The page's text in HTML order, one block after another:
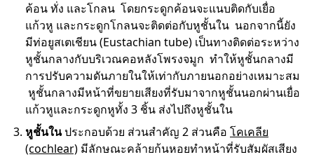
ค้อน ทั่ง และโกลน โดยกระดูกค้อนจะแนบติดกับเยื่อ
แก้วหู และกระดูกโกลนจะติดต่อกับหูชั้นใน นอกจากนี้ยัง
มีท่อยูสเตเชียน (Eustachian tube) เป็นทางติดต่อระหว่าง
หูชั้นกลางกับบริเวณคอหลังโพรงจมูก ทำให้หูชั้นกลางมี
การปรับความดันภายในให้เท่ากับภายนอกอย่างเหมาะสม
หูชั้นกลางมีหน้าที่ขยายเสียงที่รับมาจากหูชั้นนอกผ่านเยื่อ
แก้วหูและกระดูกหูทั้ง 3 ชิ้น ส่งไปถึงหูชั้นใน
หูชั้นในประกอบด้วย ส่วนสำคัญ 2 ส่วนคือ โคเคลีย
(cochlear) มีลักษณะคล้ายก้นหอยทำหน้าที่รับสัมผัสเสียง